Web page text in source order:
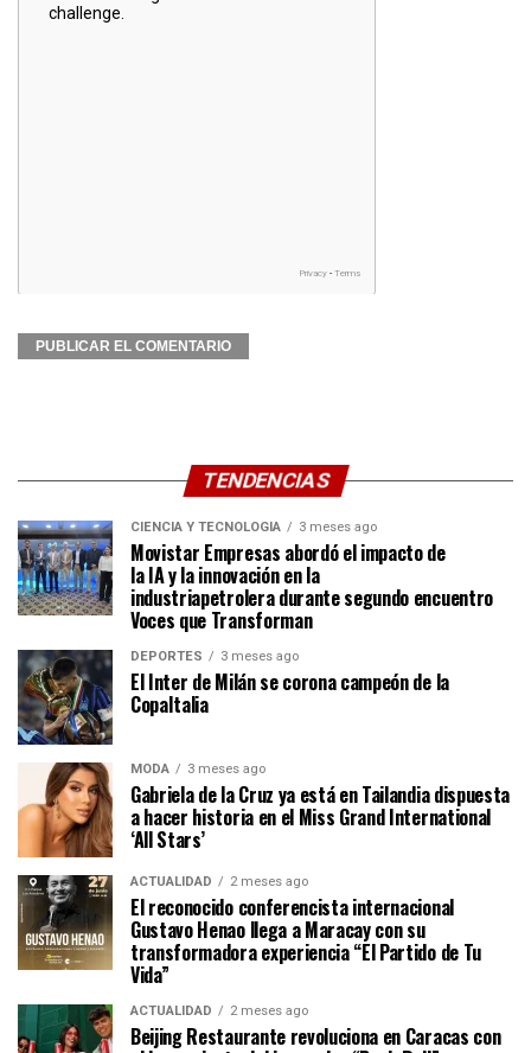
TENDENCIAS
CIENCIA Y TECNOLOGÍA 3 meses ago
Movistar Empresas abordó el impacto de
la IA y la innovación en la
industriapetrolera durante segundo encuentro
Voces que Transforman
DEPORTES 3 meses ago
El Inter de Milán se corona campeón de la
CopaItalia
MODA 3 meses ago
Gabriela de la Cruz ya está en Tailandia dispuesta
a hacer historia en el Miss Grand International
‘All Stars’
ACTUALIDAD 2 meses ago
El reconocido conferencista internacional
Gustavo Henao llega a Maracay con su
transformadora experiencia “El Partido de Tu
Vida”
ACTUALIDAD 2 meses ago
Beijing Restaurante revoluciona en Caracas con